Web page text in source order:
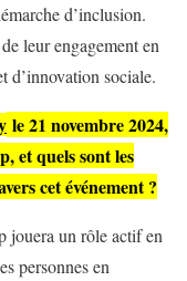
d’inclusion.
leur engagement en
d’innovation sociale.
le 21 novembre 2024,
et quels sont les
cet événement ?
jouera un rôle actif en
personnes en